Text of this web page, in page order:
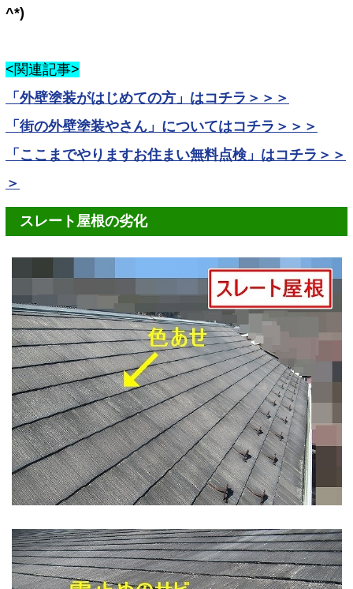
^*)
<関連記事>
「外壁塗装がはじめての方」はコチラ＞＞＞
「街の外壁塗装やさん」についてはコチラ＞＞＞
「ここまでやりますお住まい無料点検」はコチラ＞＞
＞
スレート屋根の劣化